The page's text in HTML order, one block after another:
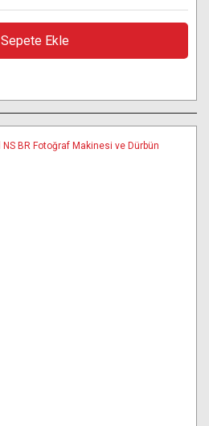
Sepete Ekle